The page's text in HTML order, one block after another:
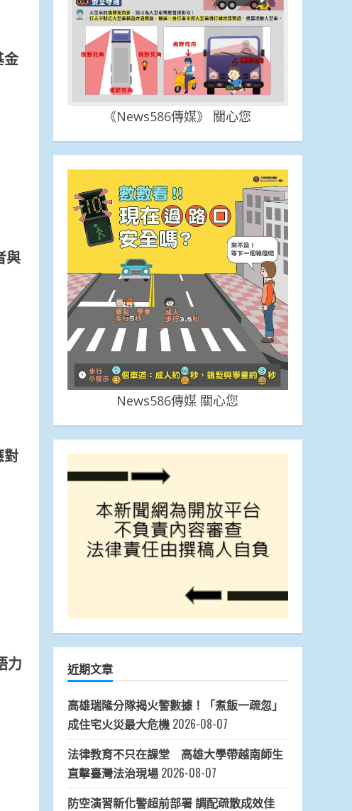
與
對
力
《News586傳媒》 關心您
News586傳媒 關心您
近期文章
高雄瑞隆分隊揭火警數據！「煮飯一疏忽」
成住宅火災最大危機 2026-08-07
法律教育不只在課堂 高雄大學帶越南師生
直擊臺灣法治現場 2026-08-07
防空演習新化警超前部署 調配疏散成效佳